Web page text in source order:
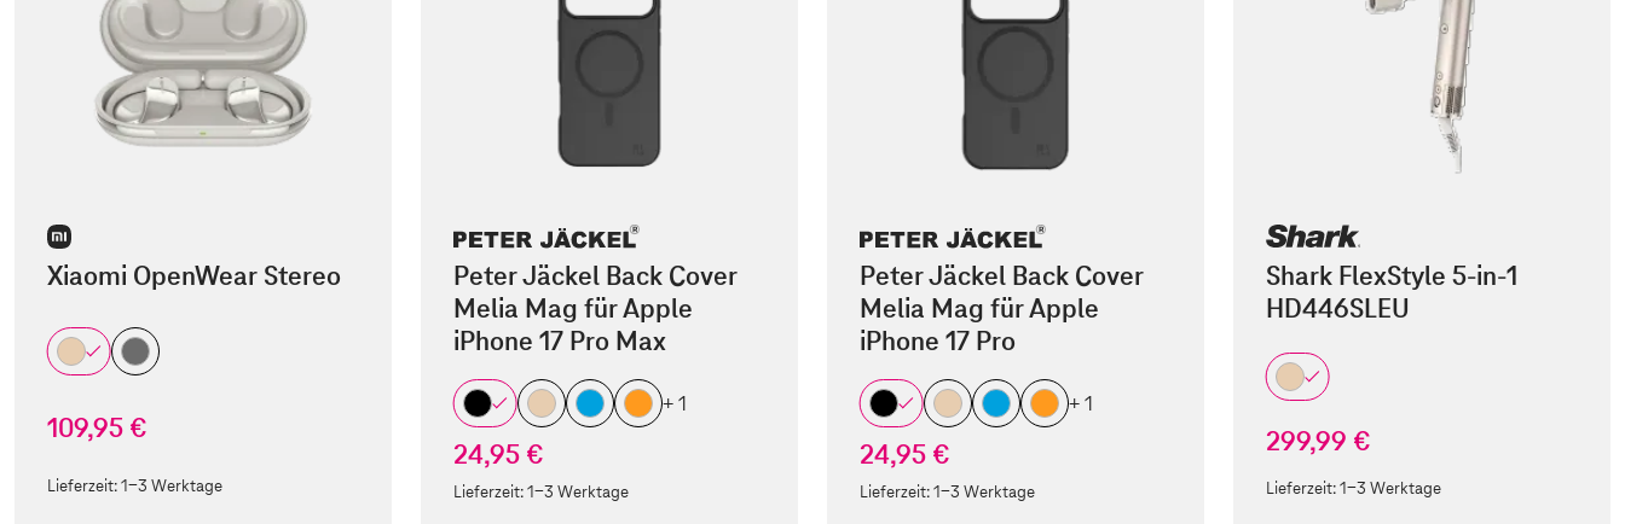
Xiaomi OpenWear Stereo
109,95 €
Lieferzeit:1-3 Werktage
Peter Jäckel Back Cover
Melia Mag für Apple
iPhone 17 Pro Max
+ 1
24,95 €
Lieferzeit:1-3 Werktage
Peter Jäckel Back Cover
Melia Mag für Apple
iPhone 17 Pro
+ 1
24,95 €
Lieferzeit:1-3 Werktage
Shark FlexStyle 5-in-1
HD446SLEU
299,99 €
Lieferzeit:1-3 Werktage